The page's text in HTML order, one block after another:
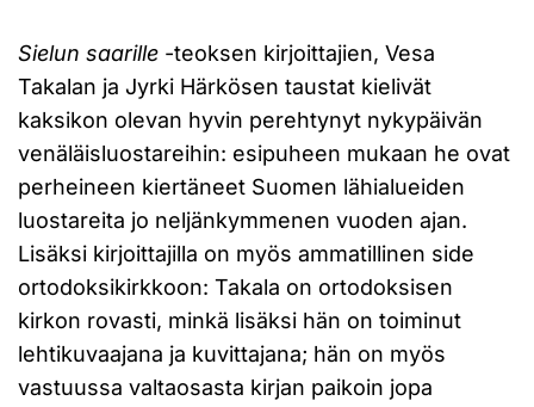
Sielun saarille -teoksen kirjoittajien, Vesa
Takalan ja Jyrki Härkösen taustat kielivät
kaksikon olevan hyvin perehtynyt nykypäivän
venäläisluostareihin: esipuheen mukaan he ovat
perheineen kiertäneet Suomen lähialueiden
luostareita jo neljänkymmenen vuoden ajan.
Lisäksi kirjoittajilla on myös ammatillinen side
ortodoksikirkkoon: Takala on ortodoksisen
kirkon rovasti, minkä lisäksi hän on toiminut
lehtikuvaajana ja kuvittajana; hän on myös
vastuussa valtaosasta kirjan paikoin jopa